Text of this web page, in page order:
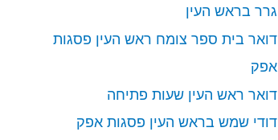
גרר בראש העין
דואר בית ספר צומח ראש העין פסגות
אפק
דואר ראש העין שעות פתיחה
דודי שמש בראש העין פסגות אפק